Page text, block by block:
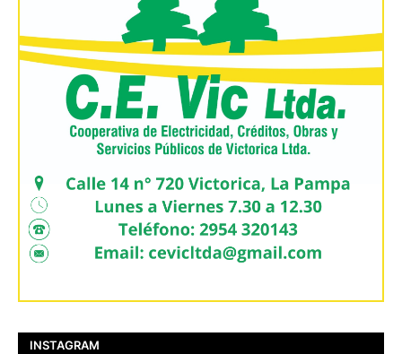
INSTAGRAM